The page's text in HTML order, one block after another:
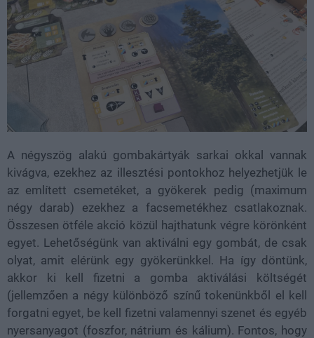
A négyszög alakú gombakártyák sarkai okkal vannak
kivágva, ezekhez az illesztési pontokhoz helyezhetjük le
az említett csemetéket, a gyökerek pedig (maximum
négy darab) ezekhez a facsemetékhez csatlakoznak.
Összesen ötféle akció közül hajthatunk végre körönként
egyet. Lehetőségünk van aktiválni egy gombát, de csak
olyat, amit elérünk egy gyökerünkkel. Ha így döntünk,
akkor ki kell fizetni a gomba aktiválási költségét
(jellemzően a négy különböző színű tokenünkből el kell
forgatni egyet, be kell fizetni valamennyi szenet és egyéb
nyersanyagot (foszfor, nátrium és kálium). Fontos, hogy